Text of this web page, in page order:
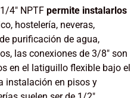
4″ NPTF permite instalarlos
hostelería, neveras,
purificación de agua,
las conexiones de 3/8″ son
en el latiguillo flexible bajo el
instalación en pisos y